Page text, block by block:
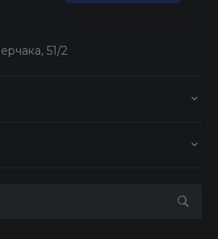
51/2